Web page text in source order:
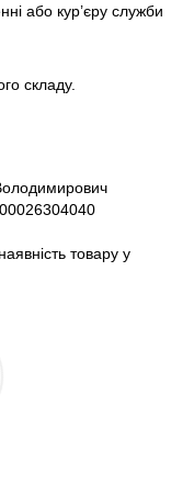
або кур’єру служби
складу.
товару у